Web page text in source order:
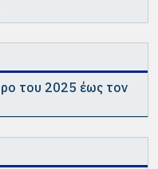
του 2025 έως τον